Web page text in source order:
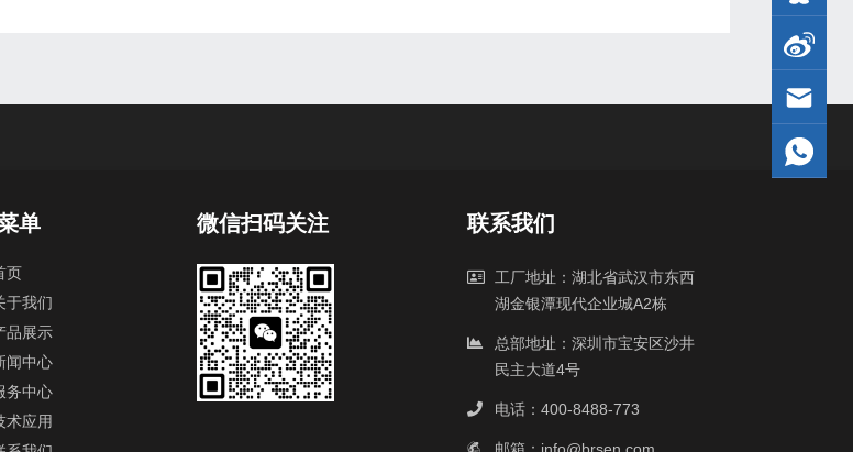
单
页
于我们
品展示
闻中心
务中心
术应用
微信扫码关注 联系我们
工厂地址：湖北省武汉市东西
湖金银潭现代企业城A2栋
总部地址：深圳市宝安区沙井
民主大道4号
电话：400-8488-773
邮箱：info@brsen.com